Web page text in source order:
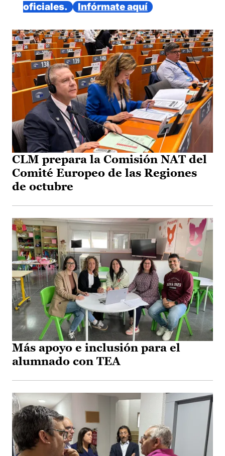
oficiales.
Infórmate aquí
CLM prepara la Comisión NAT del
Comité Europeo de las Regiones
de octubre
Más apoyo e inclusión para el
alumnado con TEA